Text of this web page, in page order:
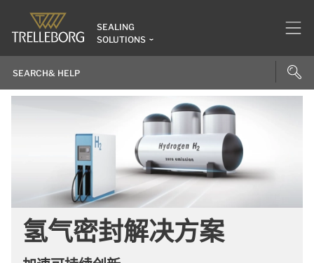
SEALING
SOLUTIONS
氢气密封解决方案